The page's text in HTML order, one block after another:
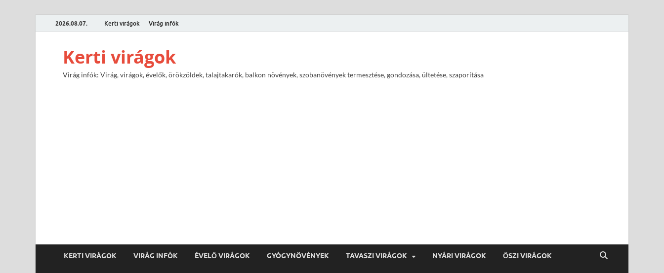
2026.08.07. Kerti virágok Virág infók
Kerti virágok
Virág infók: Virág, virágok, évelők, örökzöldek, talajtakarók, balkon növények, szobanövények termesztése, gondozása, ültetése, szaporítása
KERTI VIRÁGOK VIRÁG INFÓK ÉVELŐ VIRÁGOK GYÓGYNÖVÉNYEK TAVASZI VIRÁGOK NYÁRI VIRÁGOK ŐSZI VIRÁGOK